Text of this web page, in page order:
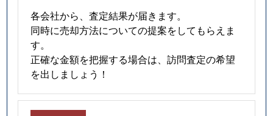
各会社から、査定結果が届きます。
同時に売却方法についての提案をしてもらえま
す。
正確な金額を把握する場合は、訪問査定の希望
を出しましょう！